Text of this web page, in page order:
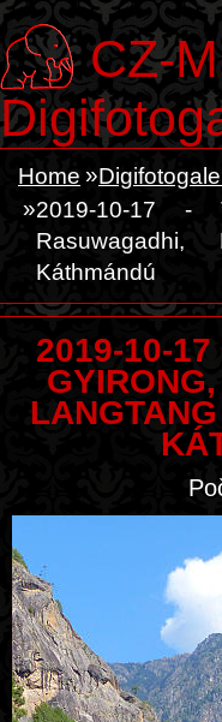
CZ-
Home
2019-10-17 -
Káthmándú
2019-10-17